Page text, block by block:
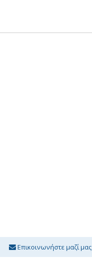
Επικοινωνήστε μαζί μας